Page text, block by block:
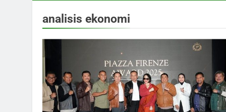
analisis ekonomi